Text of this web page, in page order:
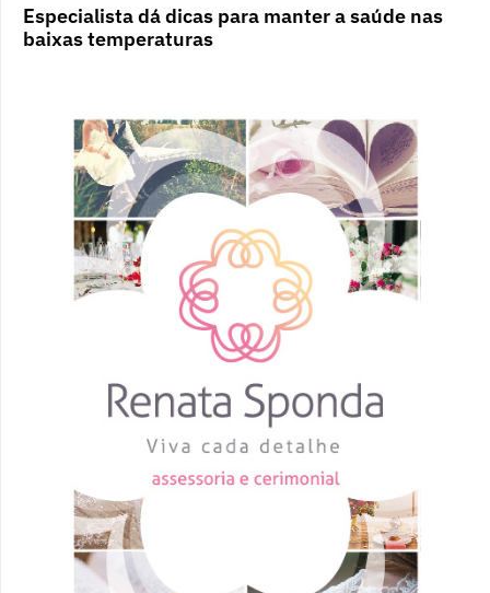
Especialista dá dicas para manter a saúde nas
baixas temperaturas